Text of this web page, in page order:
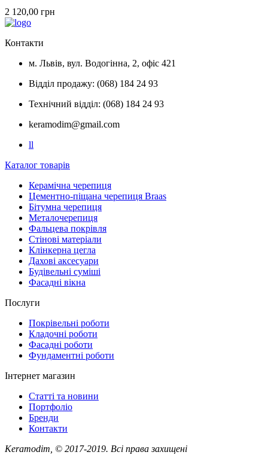
2 120,00 грн
Контакти
м. Львів, вул. Водогінна, 2, офіс 421
Відділ продажу: (068) 184 24 93
Технічний відділ: (068) 184 24 93
keramodim@gmail.com
ll
Каталог товарів
Керамічна черепиця
Цементно-піщана черепиця Braas
Бітумна черепиця
Металочерепиця
Фальцева покрівля
Стінові матеріали
Клінкерна цегла
Дахові аксесуари
Будівельні суміші
Фасадні вікна
Послуги
Покрівельні роботи
Кладочні роботи
Фасадні роботи
Фундаментні роботи
Інтернет магазин
Статті та новини
Портфоліо
Бренди
Контакти
Keramodim, © 2017-2019. Всі права захищені